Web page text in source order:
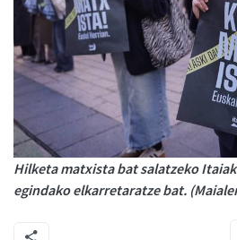
Hilketa matxista bat salatzeko
egindako elkarretaratze bat.